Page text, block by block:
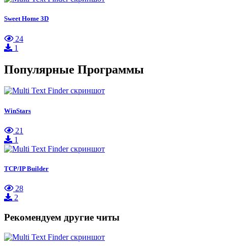
Sweet Home 3D
24
1
Популярные Программы
WinStars
21
1
TCP/IP Builder
28
2
Рекомендуем другие читы